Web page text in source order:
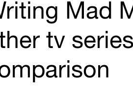
Mad
tv